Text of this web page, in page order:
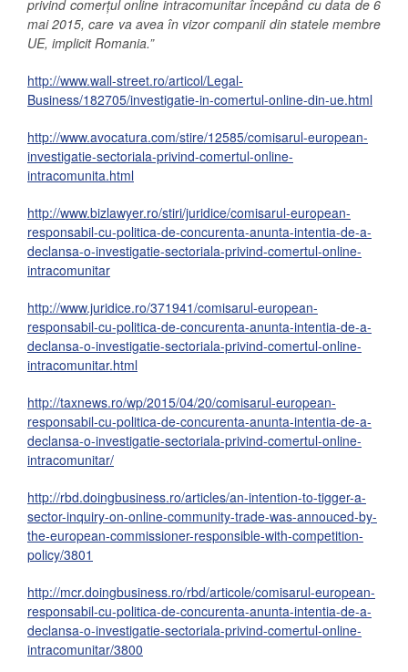
privind comerțul online intracomunitar începând cu data de 6
mai 2015, care va avea în vizor companii din statele membre
UE, implicit Romania.”
http://www.wall-street.ro/articol/Legal-
Business/182705/investigatie-in-comertul-online-din-ue.html
http://www.avocatura.com/stire/12585/comisarul-european-
investigatie-sectoriala-privind-comertul-online-
intracomunita.html
http://www.bizlawyer.ro/stiri/juridice/comisarul-european-
responsabil-cu-politica-de-concurenta-anunta-intentia-de-a-
declansa-o-investigatie-sectoriala-privind-comertul-online-
intracomunitar
http://www.juridice.ro/371941/comisarul-european-
responsabil-cu-politica-de-concurenta-anunta-intentia-de-a-
declansa-o-investigatie-sectoriala-privind-comertul-online-
intracomunitar.html
http://taxnews.ro/wp/2015/04/20/comisarul-european-
responsabil-cu-politica-de-concurenta-anunta-intentia-de-a-
declansa-o-investigatie-sectoriala-privind-comertul-online-
intracomunitar/
http://rbd.doingbusiness.ro/articles/an-intention-to-tigger-a-
sector-inquiry-on-online-community-trade-was-annouced-by-
the-european-commissioner-responsible-with-competition-
policy/3801
http://mcr.doingbusiness.ro/rbd/articole/comisarul-european-
responsabil-cu-politica-de-concurenta-anunta-intentia-de-a-
declansa-o-investigatie-sectoriala-privind-comertul-online-
intracomunitar/3800